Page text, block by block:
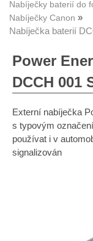
Nabíječky baterií do
Nabíječky Canon
Nabíječka baterií
Power
DCCH 001
Externí nabíječka
s typovým
používat i v
signalizován